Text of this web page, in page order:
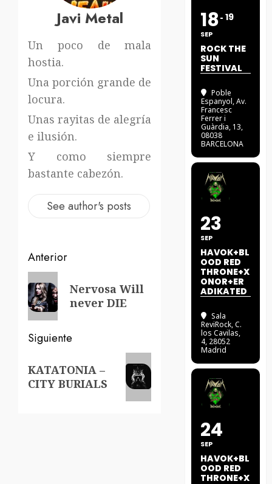
Javi Metal
Un poco de mala
hostia.
Una porción grande de
locura.
Unas rayitas de alegría
e ilusión.
Y como siempre
bastante cabezón.
See author's posts
Navegación
de
entradas
Anterior
Entrada
anterior:Nervosa Will
never DIE
Siguiente
entrada:
KATATONIA –
CITY BURIALS
18
SEP
19
ROCK THE
SUN
FESTIVAL
Poble
Espanyol, Av.
Francesc
Ferrer i
Guàrdia, 13,
08038
BARCELONA
23
SEP
HAVOK+BL
OOD RED
THRONE+X
ONOR+ER
ADIKATED
Sala
ReviRock, C.
los Cavilas,
4, 28052
Madrid
24
SEP
HAVOK+BL
OOD RED
THRONE+X